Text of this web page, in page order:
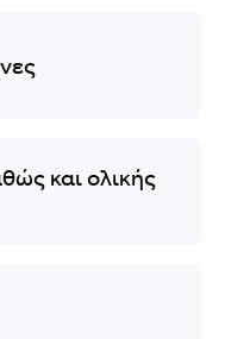
και ολικής